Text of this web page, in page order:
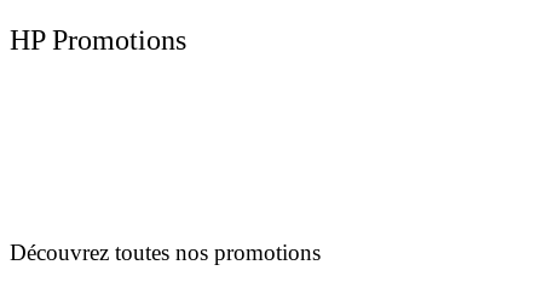
HP Promotions
Découvrez toutes nos promotions